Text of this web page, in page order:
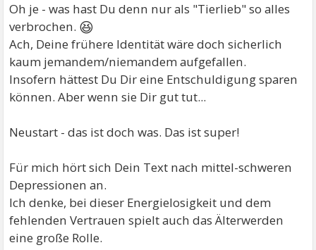
Oh je - was hast Du denn nur als "Tierlieb" so alles
verbrochen. 😆
Ach, Deine frühere Identität wäre doch sicherlich
kaum jemandem/niemandem aufgefallen.
Insofern hättest Du Dir eine Entschuldigung sparen
können. Aber wenn sie Dir gut tut...
Neustart - das ist doch was. Das ist super!
Für mich hört sich Dein Text nach mittel-schweren
Depressionen an.
Ich denke, bei dieser Energielosigkeit und dem
fehlenden Vertrauen spielt auch das Älterwerden
eine große Rolle.